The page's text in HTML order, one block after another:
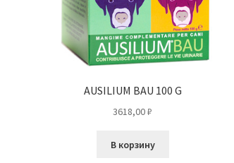
AUSILIUM BAU 100 G
3618,00₽
В корзину